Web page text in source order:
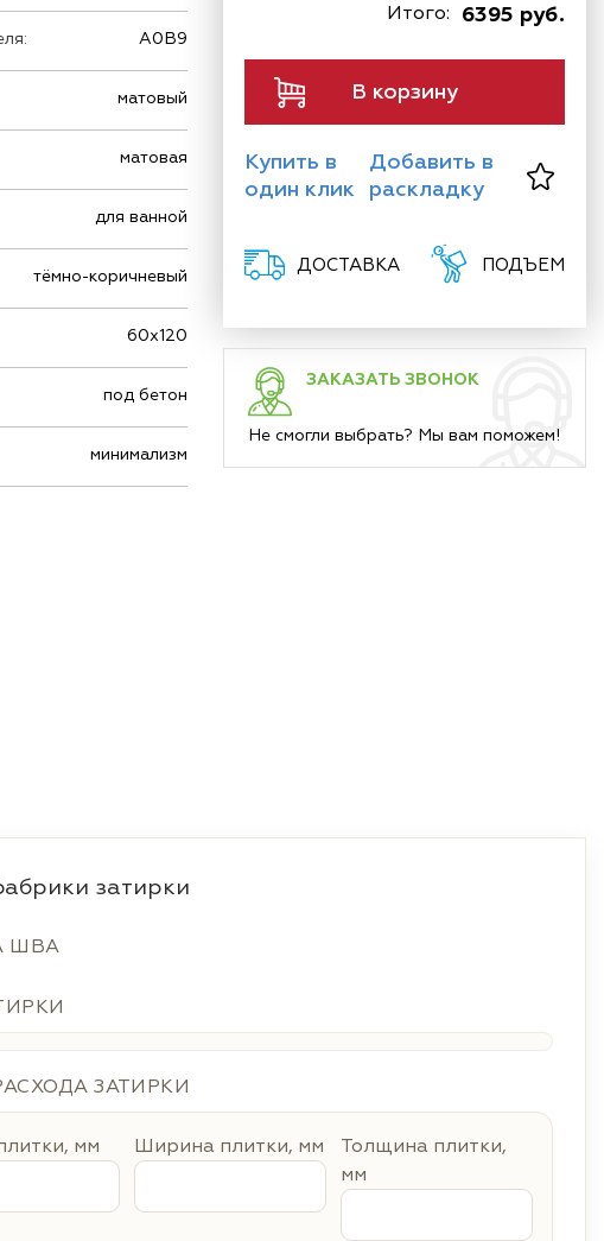
A0B9
матовый
матовая
для ванной
тёмно-коричневый
60х120
под бетон
минимализм
6395 руб.
Итого:
В корзину
Купить в
один клик
Добавить в
раскладку
ДОСТАВКА ПОДЪЕМ
ЗАКАЗАТЬ ЗВОНОК
Не смогли выбрать? Мы вам поможем!
затирки
ШВА
ЗАТИРКИ
мм Ширина плитки, мм
Толщина плитки,
мм